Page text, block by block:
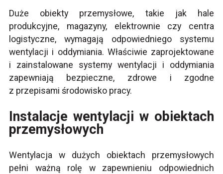
Duże obiekty przemysłowe, takie jak hale
produkcyjne, magazyny, elektrownie czy centra
logistyczne, wymagają odpowiedniego systemu
wentylacji i oddymiania. Właściwie zaprojektowane
i zainstalowane systemy wentylacji i oddymiania
zapewniają bezpieczne, zdrowe i zgodne
z przepisami środowisko pracy.
Instalacje wentylacji w obiektach
przemysłowych
Wentylacja w dużych obiektach przemysłowych
pełni ważną rolę w zapewnieniu odpowiednich